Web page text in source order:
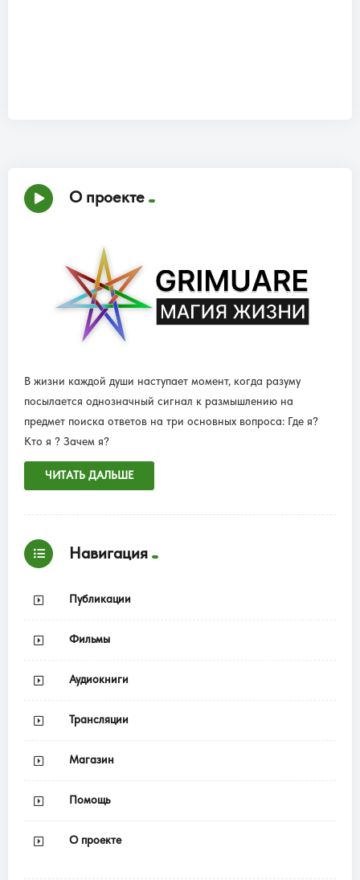
О проекте
В жизни каждой души наступает момент, когда разуму
посылается однозначный сигнал к размышлению на
предмет поиска ответов на три основных вопроса: Где я?
Кто я ? Зачем я?
ЧИТАТЬ ДАЛЬШЕ
Навигация
Публикации
Фильмы
Аудиокниги
Трансляции
Магазин
Помощь
О проекте